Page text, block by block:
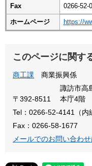
Fax 0266-52-
ホームページ https://
このページに関す
商工課 商業振興係
〒392-8511
諏訪市高
本庁4階
Tel：0266-52-4141（内
Fax：0266-58-1677
メールでのお問い合わ